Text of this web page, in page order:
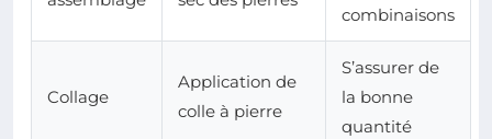
combinaisons
Collage
Application de
colle à pierre
S’assurer de
la bonne
quantité